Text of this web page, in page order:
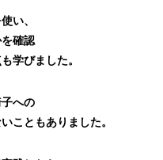
い、
確認
学びました。
への
こともありました。